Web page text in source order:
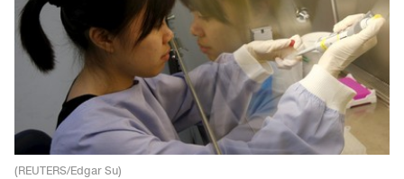
(REUTERS/Edgar Su)